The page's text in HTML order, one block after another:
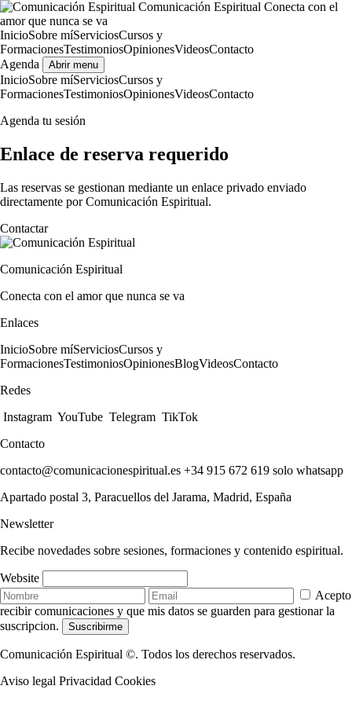
Comunicación Espiritual Conecta con el
amor que nunca se va
InicioSobre míServiciosCursos y
FormacionesTestimoniosOpinionesVideosContacto
Agenda
Abrir menu
InicioSobre míServiciosCursos y
FormacionesTestimoniosOpinionesVideosContacto
Agenda tu sesión
Enlace de reserva requerido
Las reservas se gestionan mediante un enlace privado enviado
directamente por Comunicación Espiritual.
Contactar
Comunicación Espiritual
Conecta con el amor que nunca se va
Enlaces
InicioSobre míServiciosCursos y
FormacionesTestimoniosOpinionesBlogVideosContacto
Redes
Instagram YouTube Telegram TikTok
Contacto
contacto@comunicacionespiritual.es +34 915 672 619 solo whatsapp
Apartado postal 3, Paracuellos del Jarama, Madrid, España
Newsletter
Recibe novedades sobre sesiones, formaciones y contenido espiritual.
Website
Acepto
recibir comunicaciones y que mis datos se guarden para gestionar la
suscripcion.
Suscribirme
Comunicación Espiritual ©. Todos los derechos reservados.
Aviso legal Privacidad Cookies